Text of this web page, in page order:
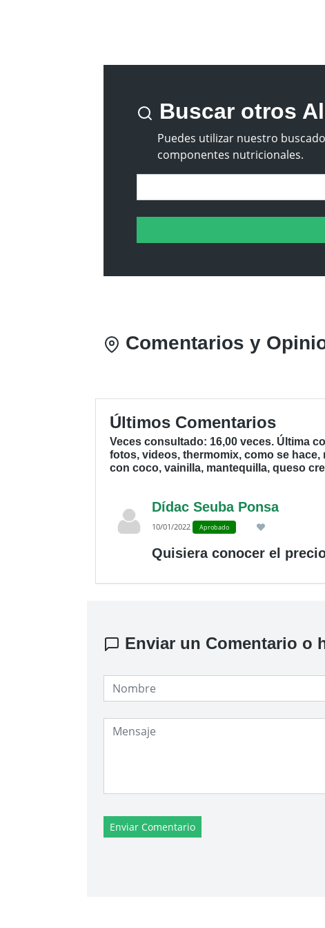
Buscar otros
Puedes utilizar nuestro
componentes nutricionales.
Comentarios y
Últimos Comentarios
Veces consultado: 16,00 veces. Última
fotos, videos, thermomix, como se
con coco, vainilla, mantequilla, queso
Dídac Seuba Ponsa
10/01/2022 Aprobado
Quisiera conocer el
Enviar un Comentario o
Enviar Comentario